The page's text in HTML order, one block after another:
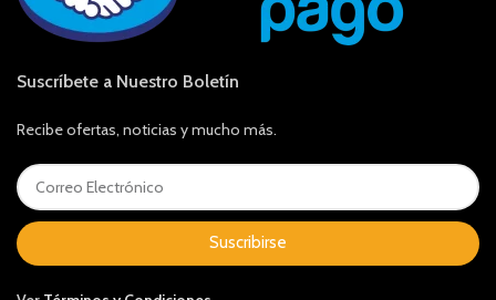
Suscríbete a Nuestro Boletín
Recibe ofertas, noticias y mucho más.
Suscribirse